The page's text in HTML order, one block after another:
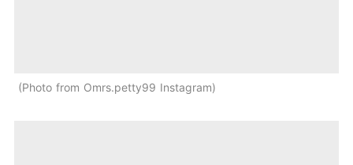
Photo from Omrs.petty99 Instagram